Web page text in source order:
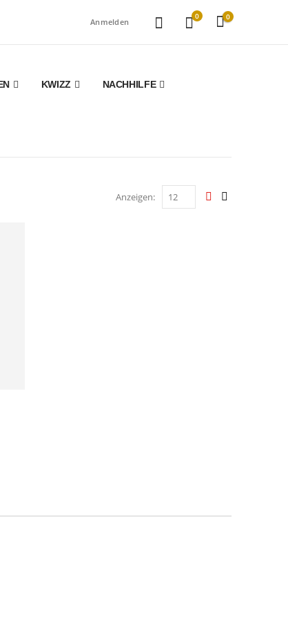
Anmelden
0 0
KWIZZ NACHHILFE
Anzeigen: